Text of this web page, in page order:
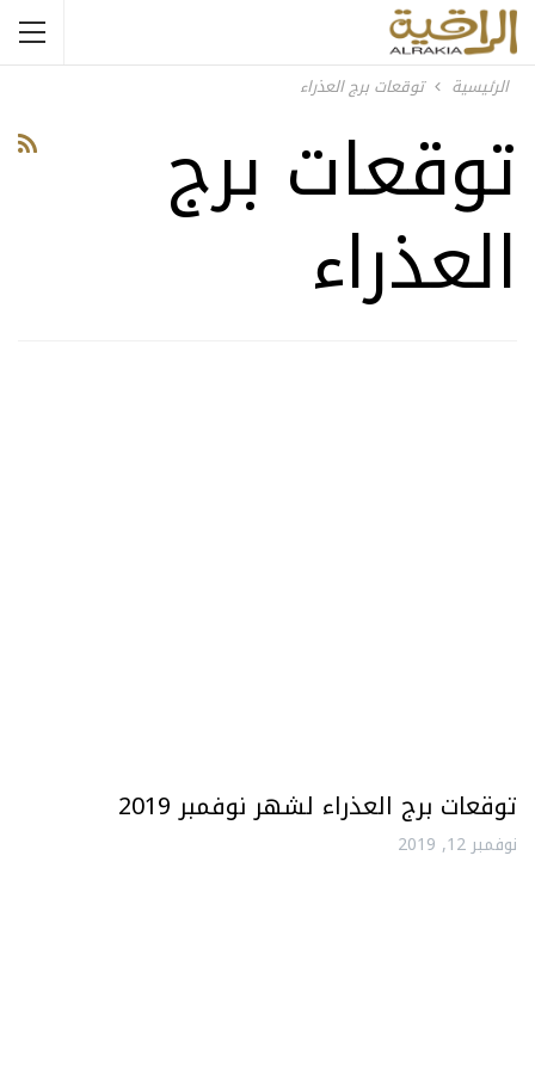
الرئيسية توقعات برج العذراء
توقعات برج
العذراء
توقعات برج العذراء لشهر نوفمبر 2019
نوفمبر 12, 2019